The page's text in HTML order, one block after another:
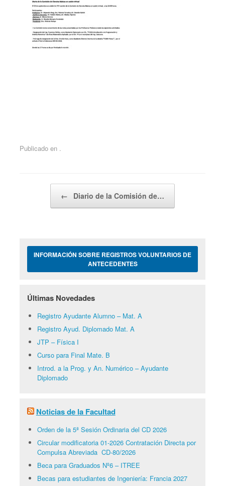
Publicado en .
← Diario de la Comisión de…
INFORMACIÓN SOBRE REGISTROS VOLUNTARIOS DE
ANTECEDENTES
Últimas Novedades
Registro Ayudante Alumno – Mat. A
Registro Ayud. Diplomado Mat. A
JTP – Física I
Curso para Final Mate. B
Introd. a la Prog. y An. Numérico – Ayudante
Diplomado
Noticias de la Facultad
Orden de la 5ª Sesión Ordinaria del CD 2026
Circular modificatoria 01-2026 Contratación Directa por
Compulsa Abreviada CD-80/2026
Beca para Graduados Nº6 – ITREE
Becas para estudiantes de Ingeniería: Francia 2027